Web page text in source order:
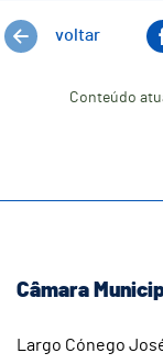
voltar
Conteúdo
Câmara
Largo Cónego